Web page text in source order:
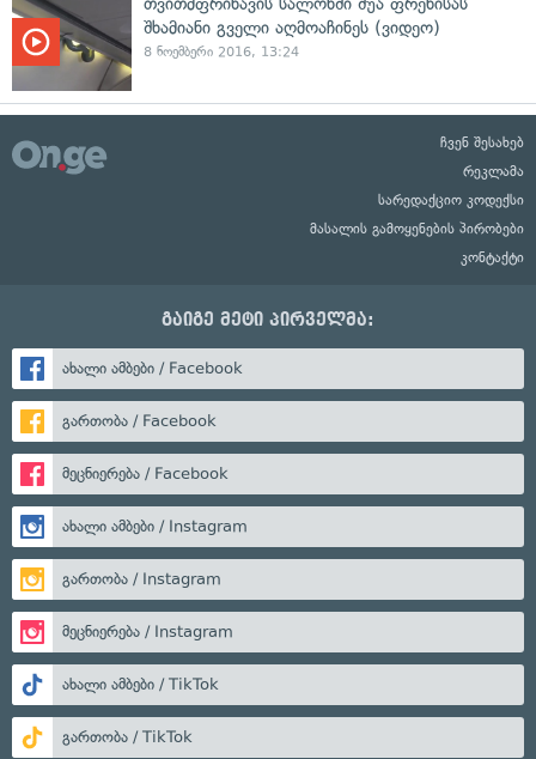
შხამიანი გველი აღმოაჩინეს (ვიდეო)
8 ნოემბერი 2016, 13:24
ჩვენ შესახებ
რეკლამა
სარედაქციო კოდექსი
მასალის გამოყენების პირობები
კონტაქტი
გაიგე მეტი პირველმა:
ახალი ამბები / Facebook
გართობა / Facebook
მეცნიერება / Facebook
ახალი ამბები / Instagram
გართობა / Instagram
მეცნიერება / Instagram
ახალი ამბები / TikTok
გართობა / TikTok